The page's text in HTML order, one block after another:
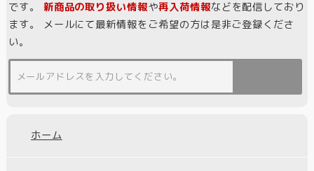
です。 新商品の取り扱い情報や再入荷情報などを配信しており
ます。 メールにて最新情報をご希望の方は是非ご登録くださ
い。
ホーム